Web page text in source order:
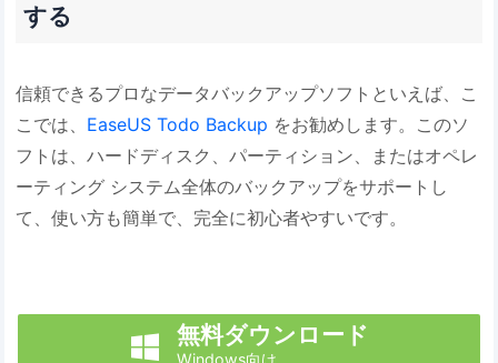
する
信頼できるプロなデータバックアップソフトといえば、こ
こでは、 EaseUS Todo Backup をお勧めします。このソ
フトは、ハードディスク、パーティション、またはオペレ
ーティング システム全体のバックアップをサポートし
て、使い方も簡単で、完全に初心者やすいです。
 無料ダウンロード